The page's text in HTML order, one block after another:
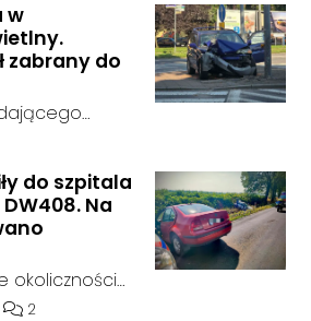
się
Mimo
Dino, do
się
w
zabrany do
doszło w
Honda
w
do szpitala
Na
okoliczności
do
Liczba komentarzy artykułu:
2